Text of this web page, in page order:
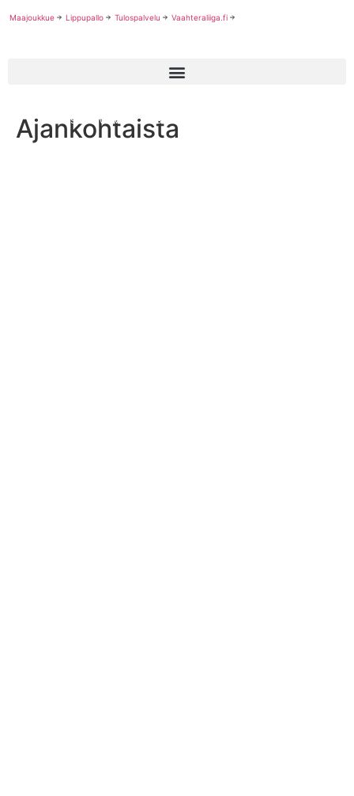
Maajoukkue Lippupallo Tulospalvelu Vaahteraliiga.fi
Ajankohtaista
Roosters värväsi ruotsalaisen keskushyökkääjän